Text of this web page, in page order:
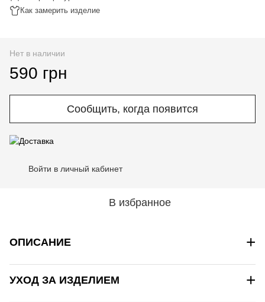
Как замерить изделие
Нет в наличии
590 грн
Сообщить, когда появится
Войти в личный кабинет
В избранное
ОПИСАНИЕ +
УХОД ЗА ИЗДЕЛИЕМ +